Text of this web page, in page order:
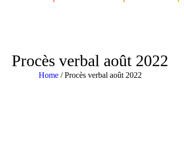
Procès verbal août 2022
Home /Procès verbal août 2022